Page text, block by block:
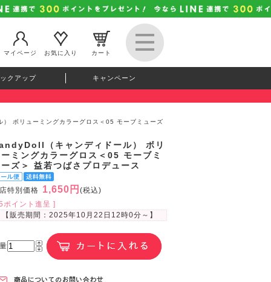
マイページ お気に入り カート
クアップ キャンペーン
ボリューミングカラーグロス＜05 モーブミューズ
（キャンディドール） ボリ
ミングカラーグロス＜05 モーブミ
ズ＞ 益若つばさプロデュース
特別価格 1,650円 (税込)
ポイント進呈 ]
【販売期間： 2025年10月22日12時0分 ～】